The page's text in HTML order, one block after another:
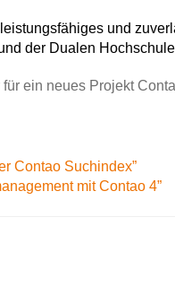
und
der Dualen
ein neues Projekt
Contao Suchindex”
mit Contao 4”